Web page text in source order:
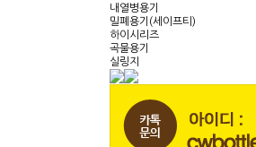
내열병용기
밀폐용기(세이프티)
하이시리즈
곡물용기
실링지